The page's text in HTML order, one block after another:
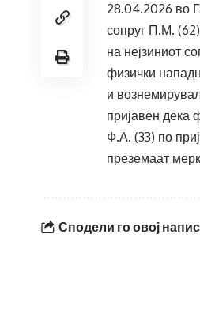
28.04.2026 во
сопруг П.М.
на нејзиниот
физички
и
пријавен дека
Ф.А. (33) по
преземаат
Сподели го овој напис